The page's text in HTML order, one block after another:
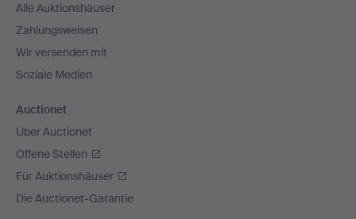
Alle Auktionshäuser
Zahlungsweisen
Wir versenden mit
Soziale Medien
Auctionet
Über Auctionet
Offene Stellen
Für Auktionshäuser
Die Auctionet-Garantie